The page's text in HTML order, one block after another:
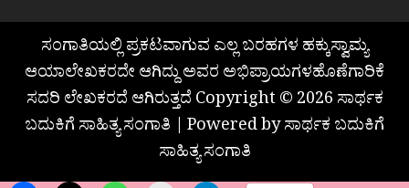
ಸಂಗಾತಿಯಲ್ಲಿ ಪ್ರಕಟವಾಗುವ ಎಲ್ಲ ಬರಹಗಳ ಹಕ್ಕುಸ್ವಾಮ್ಯ
ಆಯಾಲೇಖಕರದೇ ಆಗಿದ್ದು ಅವರ ಅಭಿಪ್ರಾಯಗಳಹೊಣೆಗಾರಿಕೆ
ಸದರಿ ಲೇಖಕರದೆ ಆಗಿರುತ್ತದೆ Copyright © 2026 ಸಾರ್ಥಕ
ಬದುಕಿಗೆ ಸಾಹಿತ್ಯ ಸಂಗಾತಿ | Powered by ಸಾರ್ಥಕ ಬದುಕಿಗೆ
ಸಾಹಿತ್ಯ ಸಂಗಾತಿ